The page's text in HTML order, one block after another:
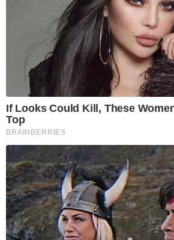
If Looks Could Kill, These
Top
BRAINBERRIES